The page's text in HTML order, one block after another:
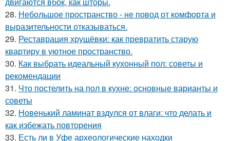
28. Небольшое пространство - не повод от комфорта и
выразительности отказываться.
29. Реставрация хрущёвки: как превратить старую
квартиру в уютное пространство.
30. Как выбрать идеальный кухонный пол: советы и
рекомендации
31. Что постелить на пол в кухне: основные варианты и
советы
32. Новенький ламинат вздулся от влаги: что делать и
как избежать повторения
33. Есть ли в Уфе археологические находки